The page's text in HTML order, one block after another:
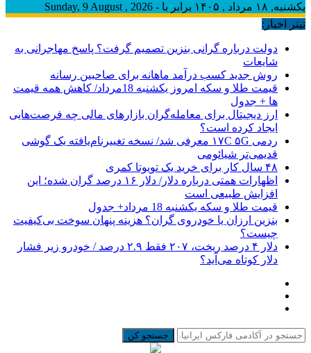
یکشنبه, ۱۸ مرداد , ۱۴۰۵ برابر با - Sunday, 9 August , 2026
تیتر اخبار:
دولت درباره گرانی بنزین تصمیم گرفت؟ پاسخ مهاجرانی به
شایعات
روش جدید کسب درآمد ماهانه برای صاحبین رسانه
قیمت طلا و سکه امروز یکشنبه 18مرداد/ کاهش همه قیمت
ها + جدول
ارز دیجیتال برای معامله‌گران بازارهای مالی چه فرصت‌هایی
ایجاد کرده است؟
ردمی ۱۷C ۵G معرفی شد/ نسخه تغییرنام‌یافته یک گوشی
قدیمی‌تر شیائومی
۴۸ سال کار برای خرید یک تویوتا کمری
اظهارات همتی درباره دلار/ دلار ۱۶ درصد گران شده؛ این
افزایش طبیعی است
قیمت طلا و سکه یکشنبه 18 مرداد+ جدول
بنزین ارزان یا خودروی گران؟ هزینه پنهان سوخت بی‌کیفیت
چیست؟
دلار ۴ درصد ریخت، ۲۰۷ فقط ۲.۹ درصد / خودرو زیر فشار
دلار کوتاه می‌آید؟
جستجو کن